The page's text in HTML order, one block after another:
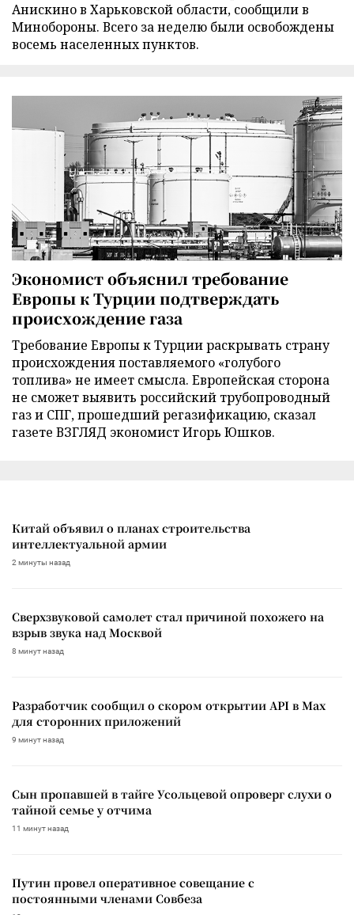
Анискино в Харьковской области, сообщили в
Минобороны. Всего за неделю были освобождены
восемь населенных пунктов.
Экономист объяснил требование
Европы к Турции подтверждать
происхождение газа
Требование Европы к Турции раскрывать страну
происхождения поставляемого «голубого
топлива» не имеет смысла. Европейская сторона
не сможет выявить российский трубопроводный
газ и СПГ, прошедший регазификацию, сказал
газете ВЗГЛЯД экономист Игорь Юшков.
Китай объявил о планах строительства
интеллектуальной армии
2 минуты назад
Сверхзвуковой самолет стал причиной похожего на
взрыв звука над Москвой
8 минут назад
Разработчик сообщил о скором открытии API в Max
для сторонних приложений
9 минут назад
Сын пропавшей в тайге Усольцевой опроверг слухи о
тайной семье у отчима
11 минут назад
Путин провел оперативное совещание с
постоянными членами Совбеза